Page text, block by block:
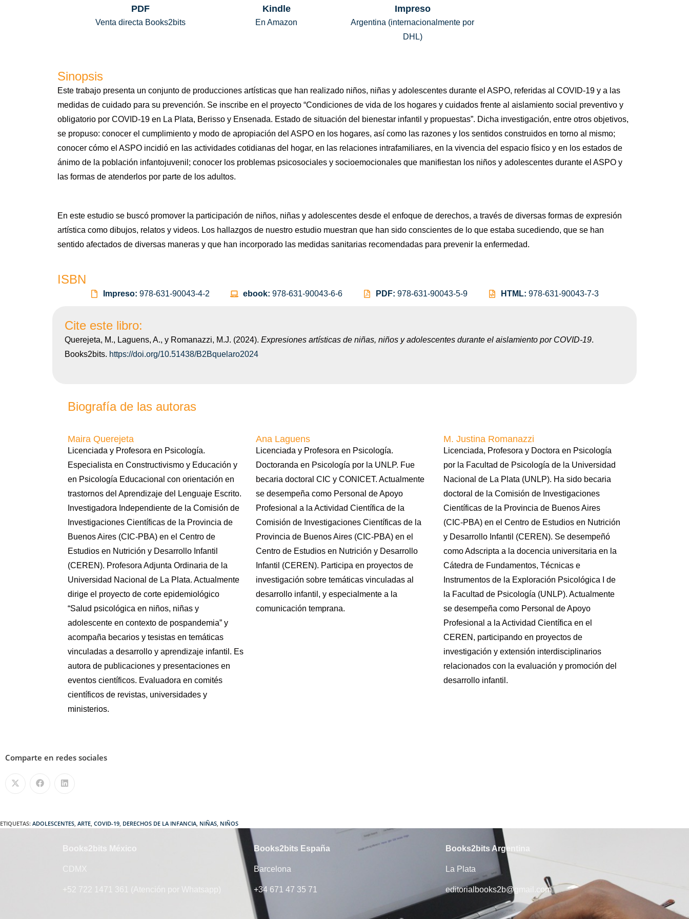
PDF
Venta directa Books2bits
Kindle
En Amazon
Impreso
Argentina (internacionalmente por
DHL)
Sinopsis
Este trabajo presenta un conjunto de producciones artísticas que han realizado niños, niñas y adolescentes durante el ASPO, referidas al COVID-19 y a las
medidas de cuidado para su prevención. Se inscribe en el proyecto “Condiciones de vida de los hogares y cuidados frente al aislamiento social preventivo y
obligatorio por COVID-19 en La Plata, Berisso y Ensenada. Estado de situación del bienestar infantil y propuestas”. Dicha investigación, entre otros objetivos,
se propuso: conocer el cumplimiento y modo de apropiación del ASPO en los hogares, así como las razones y los sentidos construidos en torno al mismo;
conocer cómo el ASPO incidió en las actividades cotidianas del hogar, en las relaciones intrafamiliares, en la vivencia del espacio físico y en los estados de
ánimo de la población infantojuvenil; conocer los problemas psicosociales y socioemocionales que manifiestan los niños y adolescentes durante el ASPO y
las formas de atenderlos por parte de los adultos.
En este estudio se buscó promover la participación de niños, niñas y adolescentes desde el enfoque de derechos, a través de diversas formas de expresión
artística como dibujos, relatos y videos. Los hallazgos de nuestro estudio muestran que han sido conscientes de lo que estaba sucediendo, que se han
sentido afectados de diversas maneras y que han incorporado las medidas sanitarias recomendadas para prevenir la enfermedad.
ISBN
Impreso: 978-631-90043-4-2 ebook: 978-631-90043-6-6 PDF: 978-631-90043-5-9 HTML: 978-631-90043-7-3
Cite este libro:
Querejeta, M., Laguens, A., y Romanazzi, M.J. (2024). Expresiones artísticas de niñas, niños y adolescentes durante el aislamiento por COVID-19.
Books2bits. https://doi.org/10.51438/B2Bquelaro2024
Biografía de las autoras
Maira Querejeta
Licenciada y Profesora en Psicología.
Especialista en Constructivismo y Educación y
en Psicología Educacional con orientación en
trastornos del Aprendizaje del Lenguaje Escrito.
Investigadora Independiente de la Comisión de
Investigaciones Científicas de la Provincia de
Buenos Aires (CIC-PBA) en el Centro de
Estudios en Nutrición y Desarrollo Infantil
(CEREN). Profesora Adjunta Ordinaria de la
Universidad Nacional de La Plata. Actualmente
dirige el proyecto de corte epidemiológico
“Salud psicológica en niños, niñas y
adolescente en contexto de pospandemia” y
acompaña becarios y tesistas en temáticas
vinculadas a desarrollo y aprendizaje infantil. Es
autora de publicaciones y presentaciones en
eventos científicos. Evaluadora en comités
científicos de revistas, universidades y
ministerios.
Ana Laguens
Licenciada y Profesora en Psicología.
Doctoranda en Psicología por la UNLP. Fue
becaria doctoral CIC y CONICET. Actualmente
se desempeña como Personal de Apoyo
Profesional a la Actividad Científica de la
Comisión de Investigaciones Científicas de la
Provincia de Buenos Aires (CIC-PBA) en el
Centro de Estudios en Nutrición y Desarrollo
Infantil (CEREN). Participa en proyectos de
investigación sobre temáticas vinculadas al
desarrollo infantil, y especialmente a la
comunicación temprana.
M. Justina Romanazzi
Licenciada, Profesora y Doctora en Psicología
por la Facultad de Psicología de la Universidad
Nacional de La Plata (UNLP). Ha sido becaria
doctoral de la Comisión de Investigaciones
Científicas de la Provincia de Buenos Aires
(CIC-PBA) en el Centro de Estudios en Nutrición
y Desarrollo Infantil (CEREN). Se desempeñó
como Adscripta a la docencia universitaria en la
Cátedra de Fundamentos, Técnicas e
Instrumentos de la Exploración Psicológica I de
la Facultad de Psicología (UNLP). Actualmente
se desempeña como Personal de Apoyo
Profesional a la Actividad Científica en el
CEREN, participando en proyectos de
investigación y extensión interdisciplinarios
relacionados con la evaluación y promoción del
desarrollo infantil.
Comparte en redes sociales
ETIQUETAS: ADOLESCENTES, ARTE, COVID-19, DERECHOS DE LA INFANCIA, NIÑAS, NIÑOS
Books2bits México
CDMX
+52 722 1471 361 (Atención por Whatsapp)
Books2bits​ España
Barcelona
+34 671 47 35 71
Books2bits Argentina
La Plata
editorialbooks2b@gmail.com